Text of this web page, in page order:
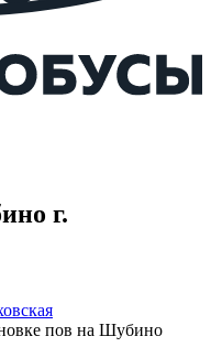
г.
пов на Шубино